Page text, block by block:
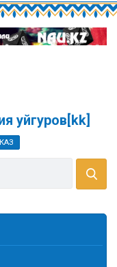
уйгуров[kk]
КАЗ